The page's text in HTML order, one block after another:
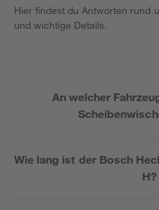
Hier findest du Antworten rund
und wichtige Details.
An welcher
Wie lang ist der Bosch
H?